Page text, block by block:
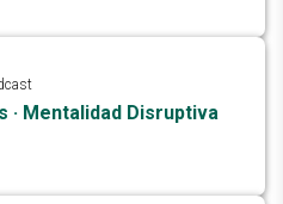
· Mentalidad Disruptiva